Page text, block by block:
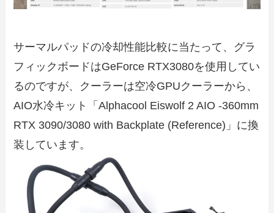
サーマルパッドの冷却性能比較に当たって、グラ
フィックボードはGeForce RTX3080を使用してい
るのですが、クーラーは空冷GPUクーラーから、
AIO水冷キット「Alphacool Eiswolf 2 AIO -360mm
RTX 3090/3080 with Backplate (Reference)」に換
装しています。